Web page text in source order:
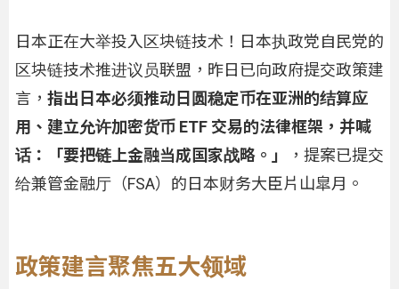
日本正在大举投入区块链技术！日本执政党自民党的
区块链技术推进议员联盟，昨日已向政府提交政策建
言， 指出日本必须推动日圆稳定币在亚洲的结算应
用、建立允许加密货币 ETF 交易的法律框架，并喊
话：「要把链上金融当成国家战略。」
，提案已提交
给兼管金融厅（FSA）的日本财务大臣片山皐月。
政策建言聚焦五大领域